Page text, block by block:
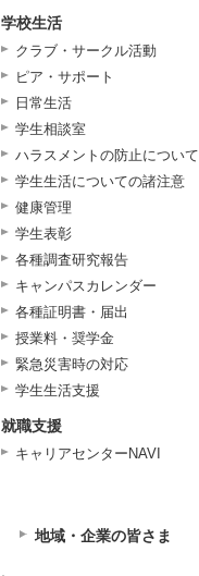
学校生活
クラブ・サークル活動
ピア・サポート
日常生活
学生相談室
ハラスメントの防止について
学生生活についての諸注意
健康管理
学生表彰
各種調査研究報告
キャンパスカレンダー
各種証明書・届出
授業料・奨学金
緊急災害時の対応
学生生活支援
就職支援
キャリアセンターNAVI
地域・企業の皆さま